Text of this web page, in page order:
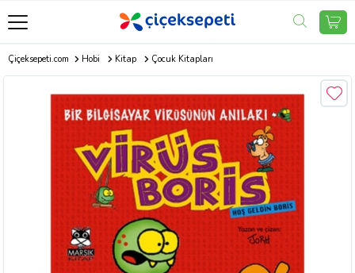
Çiçeksepeti.com Hobi Kitap Çocuk Kitapları